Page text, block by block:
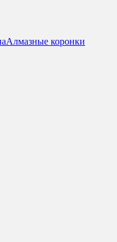
Алмазные коронки